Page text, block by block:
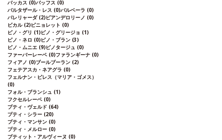
バッカス (0)バッフス (0)
バルタザール・レス (0)バルベーラ (0)
パレリャーダ (2)ピアンデロリーノ (0)
ビカル (2)ピニョレット (0)
ピノ・グリ (1)ピノ・グリージョ (1)
ピノ・ネロ (0)ピノ・ブラン (3)
ピノ・ムニエ (9)ピノタージュ (0)
ファーバーレーベ (0)ファランギーナ (0)
フィアノ (0)ブールブーラン (2)
フェテアスカ・ネアグラ (0)
フェルナン・ピレス（マリア・ゴメス）
(0)
フォル・ブランシュ (1)
フクセルレーベ (0)
プティ・ヴェルド (64)
プティ・シラー (20)
プティ・マンサン (0)
プティ・メルロー (0)
プティット・アルヴィーヌ (0)